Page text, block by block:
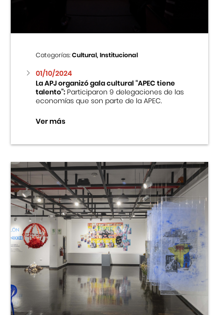
Categorías:Cultural, Institucional
01/10/2024
La APJ organizó gala cultural “APEC tiene
talento”:Participaron 9 delegaciones de las
economías que son parte de la APEC.
Ver más